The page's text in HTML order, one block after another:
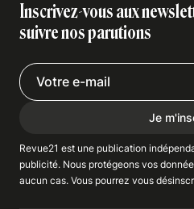
Inscrivez-vous aux
suivre nos parutions
Je
Revue21 est une publication
publicité. Nous protégeons vos
aucun cas. Vous pourrez vous